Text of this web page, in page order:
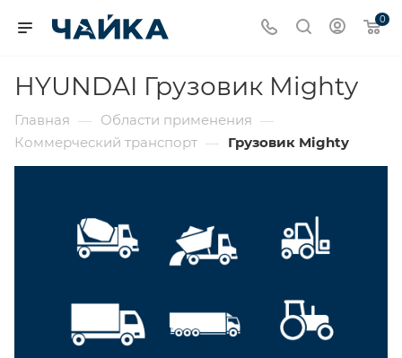
0
HYUNDAI Грузовик Mighty
Главная — Области применения —
Коммерческий транспорт — Грузовик Mighty